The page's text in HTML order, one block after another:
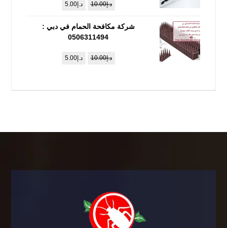
د.إ10.00 د.إ5.00
شركة مكافحة الحمام في دبي :
0506311494
د.إ10.00 د.إ5.00